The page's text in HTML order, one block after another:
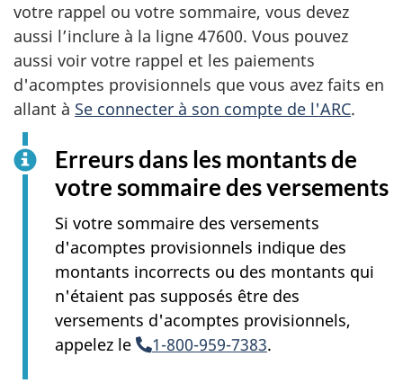
votre rappel ou votre sommaire, vous devez
aussi l’inclure à la ligne 47600. Vous pouvez
aussi voir votre rappel et les paiements
d'acomptes provisionnels que vous avez faits en
allant à Se connecter à son compte de l'ARC.
Erreurs dans les montants de
votre sommaire des versements
Si votre sommaire des versements
d'acomptes provisionnels indique des
montants incorrects ou des montants qui
n'étaient pas supposés être des
versements d'acomptes provisionnels,
appelez le
1-800-959-7383(S’ouvre dans
.